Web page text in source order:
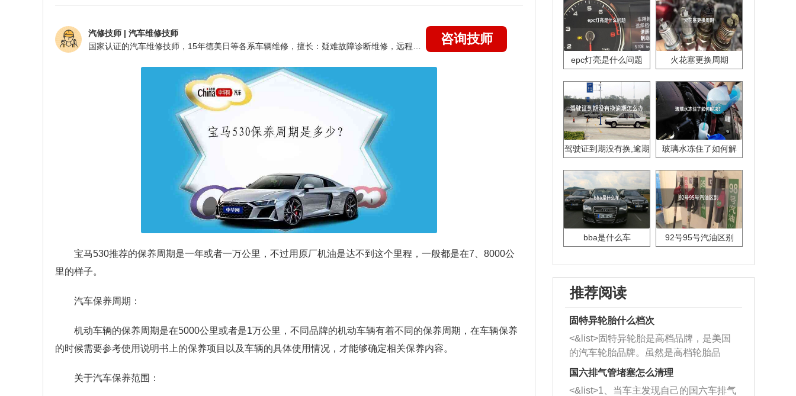
汽修技师 | 汽车维修技师
咨询技师
宝马530推荐的保养周期是一年或者一万公里，不过用原厂机油是达不到这个里程，一般都是在7、8000公
里的样子。
汽车保养周期：
机动车辆的保养周期是在5000公里或者是1万公里，不同品牌的机动车辆有着不同的保养周期，在车辆保养
的时候需要参考使用说明书上的保养项目以及车辆的具体使用情况，才能够确定相关保养内容。
关于汽车保养范围：
epc灯亮是什么问题 火花塞更换周期
驾驶证到期没有换,逾期
玻璃水冻住了如何解
bba是什么车 92号95号汽油区别
推荐阅读
固特异轮胎什么档次
<&list>固特异轮胎是高档品牌，是美国
的汽车轮胎品牌。虽然是高档轮胎品
牌，但是中高低端的轮胎都有生产，这
也是为了更好的开拓市场。
国六排气管堵塞怎么清理
<&list>1、当车主发现自己的国六车排气